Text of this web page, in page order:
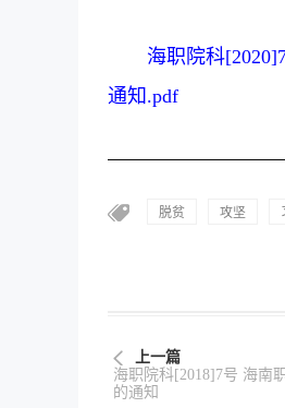
海职院科
通知.pdf
脱贫 攻坚
上一篇
海职院科[2018]7号 海南
的通知